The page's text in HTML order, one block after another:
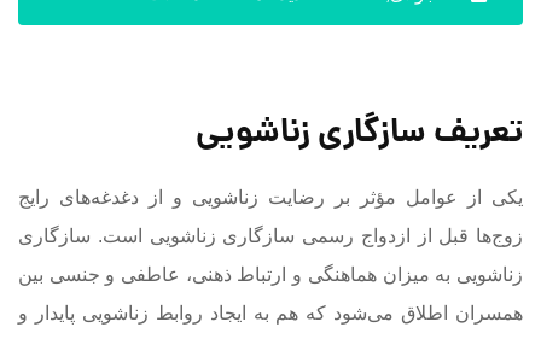
تعریف سازگاری زناشویی
یکی از عوامل مؤثر بر رضایت زناشویی و از دغدغه‌های رایج
زوج‌ها قبل از ازدواج رسمی سازگاری زناشویی است. سازگاری
زناشویی به میزان هماهنگی و ارتباط ذهنی، عاطفی و جنسی بین
همسران اطلاق می‌شود که هم به ایجاد روابط زناشویی پایدار و